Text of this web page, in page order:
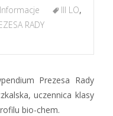
Informacje III LO,
RADY
Prezesa Rady
uczennica klasy
bio-chem.